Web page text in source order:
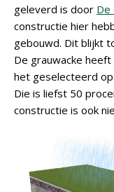
geleverd is door De
constructie hier
gebouwd. Dit blijkt
De grauwacke
het geselecteerd
Die is liefst 50
constructie is ook